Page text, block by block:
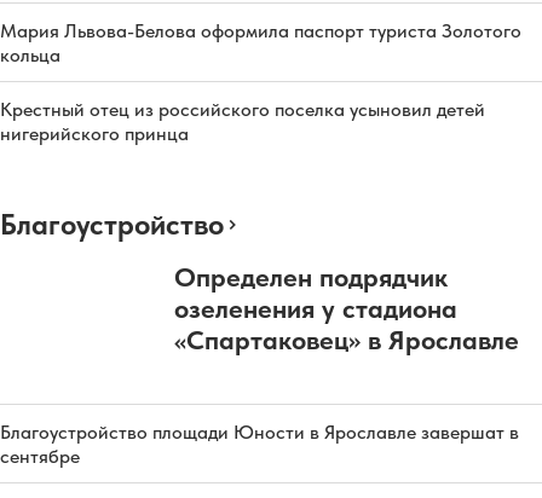
Мария Львова-Белова оформила паспорт туриста Золотого
кольца
Крестный отец из российского поселка усыновил детей
нигерийского принца
Благоустройство
Определен подрядчик
озеленения у стадиона
«Спартаковец» в Ярославле
Благоустройство площади Юности в Ярославле завершат в
сентябре